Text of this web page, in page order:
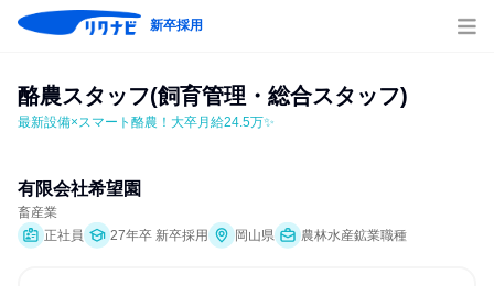
新卒採用
酪農スタッフ(飼育管理・総合スタッフ)
最新設備×スマート酪農！大卒月給24.5万✨
有限会社希望園
畜産業
正社員
27年卒 新卒採用 岡山県 農林水産鉱業職種